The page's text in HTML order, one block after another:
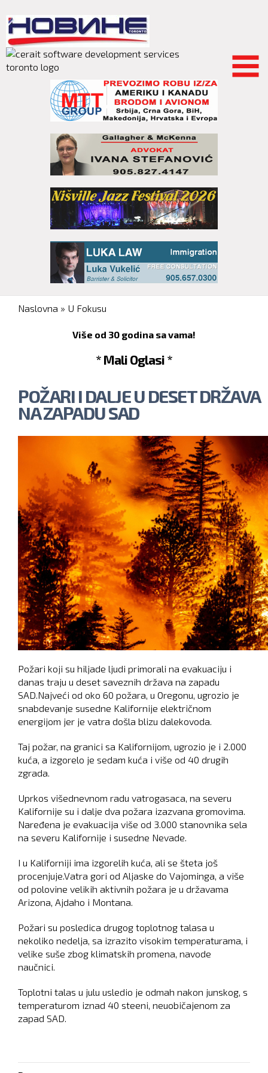
main
content
You are here
Naslovna » U Fokusu
Više od 30 godina sa vama!
* Mali Oglasi *
POŽARI I DALJE U DESET DRŽAVA
NA ZAPADU SAD
Požari koji su hiljade ljudi primorali na evakuaciju i
danas traju u deset saveznih država na zapadu
SAD.Najveći od oko 60 požara, u Oregonu, ugrozio je
snabdevanje susedne Kalifornije električnom
energijom jer je vatra došla blizu dalekovoda.
Taj požar, na granici sa Kalifornijom, ugrozio je i 2.000
kuća, a izgorelo je sedam kuća i više od 40 drugih
zgrada.
Uprkos višednevnom radu vatrogasaca, na severu
Kalifornije su i dalje dva požara izazvana gromovima.
Naređena je evakuacija više od 3.000 stanovnika sela
na severu Kalifornije i susedne Nevade.
I u Kaliforniji ima izgorelih kuća, ali se šteta još
procenjuje.Vatra gori od Aljaske do Vajominga, a više
od polovine velikih aktivnih požara je u državama
Arizona, Ajdaho i Montana.
Požari su posledica drugog toplotnog talasa u
nekoliko nedelja, sa izrazito visokim temperaturama, i
velike suše zbog klimatskih promena, navode
naučnici.
Toplotni talas u julu usledio je odmah nakon junskog, s
temperaturom iznad 40 steeni, neuobičajenom za
zapad SAD.